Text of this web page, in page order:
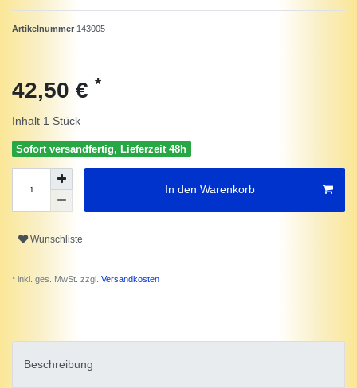
Artikelnummer 143005
42,50 € *
Inhalt 1 Stück
Sofort versandfertig, Lieferzeit 48h
In den Warenkorb
Wunschliste
* inkl. ges. MwSt. zzgl. Versandkosten
Beschreibung